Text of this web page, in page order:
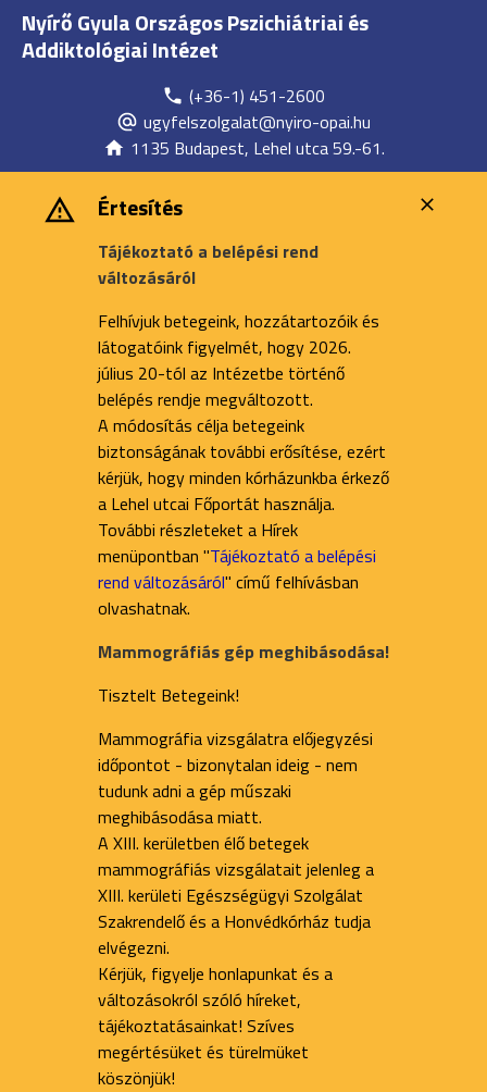
Nyírő Gyula Országos Pszichiátriai és
Addiktológiai Intézet
(+36-1) 451-2600
ugyfelszolgalat@nyiro-opai.hu
1135 Budapest, Lehel utca 59.-61.
Értesítés
Tájékoztató a belépési rend
változásáról
Felhívjuk betegeink, hozzátartozóik és
látogatóink figyelmét, hogy 2026.
július 20-tól az Intézetbe történő
belépés rendje megváltozott.
A módosítás célja betegeink
biztonságának további erősítése, ezért
kérjük, hogy minden kórházunkba érkező
a Lehel utcai Főportát használja.
További részleteket a Hírek
menüpontban "Tájékoztató a belépési
rend változásáról" című felhívásban
olvashatnak.
Mammográfiás gép meghibásodása!
Tisztelt Betegeink!
Mammográfia vizsgálatra előjegyzési
időpontot - bizonytalan ideig - nem
tudunk adni a gép műszaki
meghibásodása miatt.
A XIII. kerületben élő betegek
mammográfiás vizsgálatait jelenleg a
XIII. kerületi Egészségügyi Szolgálat
Szakrendelő és a Honvédkórház tudja
elvégezni.
Kérjük, figyelje honlapunkat és a
változásokról szóló híreket,
tájékoztatásainkat! Szíves
megértésüket és türelmüket
köszönjük!